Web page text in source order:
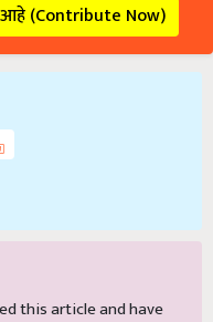
(Contribute Now)
this article and have